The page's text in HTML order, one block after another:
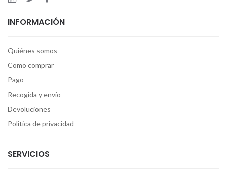
INFORMACIÓN
Quiénes somos
Como comprar
Pago
Recogida y envío
Devoluciones
Politica de privacidad
SERVICIOS